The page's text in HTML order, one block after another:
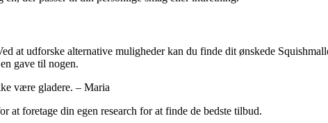
at udforske alternative muligheder kan du finde dit ønskede
gave til nogen.
være gladere. – Maria
foretage din egen research for at finde de bedste tilbud.